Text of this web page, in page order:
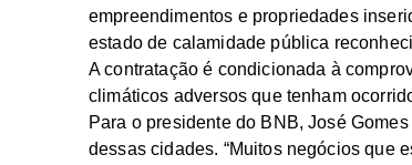
empreendimentos e propriedades
estado de calamidade pública
A contratação é condicionada à
climáticos adversos que tenham
Para o presidente do BNB, José
dessas cidades. “Muitos negócios que